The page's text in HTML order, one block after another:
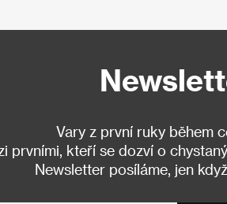
Vary z první ruky během
prvními, kteří se dozví o
Newsletter posíláme, jen